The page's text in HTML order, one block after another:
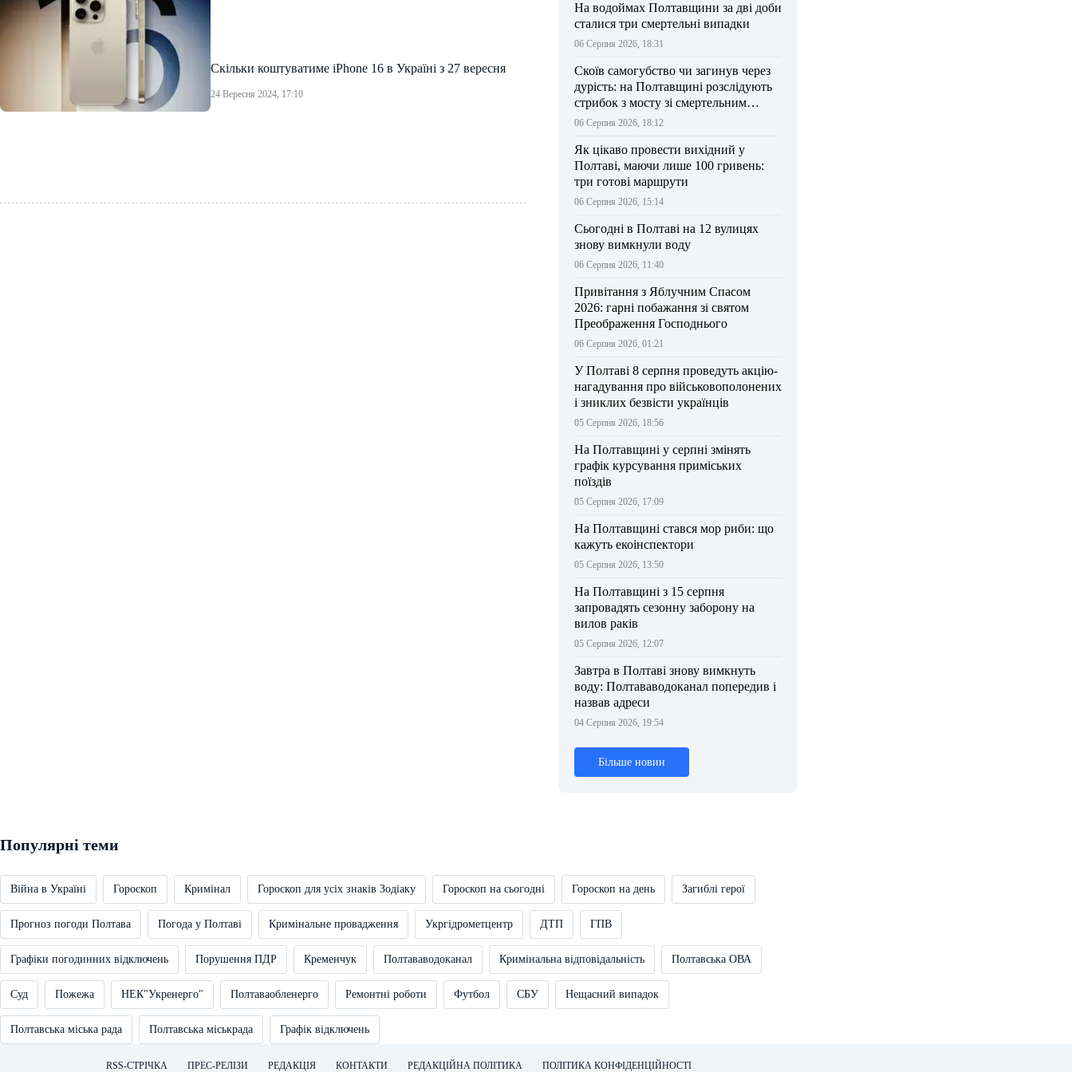
Скільки коштуватиме iPhone 16 в Україні з 27 вересня
24 Вересня 2024, 17:10
На водоймах Полтавщини за дві доби
сталися три смертельні випадки
06 Серпня 2026, 18:31
Скоїв самогубство чи загинув через
дурість: на Полтавщині розслідують
стрибок з мосту зі смертельним
результатом
06 Серпня 2026, 18:12
Як цікаво провести вихідний у
Полтаві, маючи лише 100 гривень:
три готові маршрути
06 Серпня 2026, 15:14
Сьогодні в Полтаві на 12 вулицях
знову вимкнули воду
06 Серпня 2026, 11:40
Привітання з Яблучним Спасом
2026: гарні побажання зі святом
Преображення Господнього
06 Серпня 2026, 01:21
У Полтаві 8 серпня проведуть акцію-
нагадування про військовополонених
і зниклих безвісти українців
05 Серпня 2026, 18:56
На Полтавщині у серпні змінять
графік курсування приміських
поїздів
05 Серпня 2026, 17:09
На Полтавщині стався мор риби: що
кажуть екоінспектори
05 Серпня 2026, 13:50
На Полтавщині з 15 серпня
запровадять сезонну заборону на
вилов раків
05 Серпня 2026, 12:07
Завтра в Полтаві знову вимкнуть
воду: Полтававодоканал попередив і
назвав адреси
04 Серпня 2026, 19:54
Більше новин
Популярні теми
Війна в Україні Гороскоп Кримінал Гороскоп для усіх знаків Зодіаку Гороскоп на сьогодні Гороскоп на день Загиблі герої
Прогноз погоди Полтава Погода у Полтаві Кримінальне провадження Укргідрометцентр ДТП ГПВ
Графіки погодинних відключень Порушення ПДР Кременчук Полтававодоканал Кримінальна відповідальність Полтавська ОВА
Суд Пожежа НЕК"Укренерго" Полтаваобленерго Ремонтні роботи Футбол СБУ Нещасний випадок
Полтавська міська рада Полтавська міськрада Графік відключень
RSS-СТРІЧКА ПРЕС-РЕЛІЗИ РЕДАКЦІЯ КОНТАКТИ РЕДАКЦІЙНА ПОЛІТИКА ПОЛІТИКА КОНФІДЕНЦІЙНОСТІ